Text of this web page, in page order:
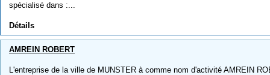
spécialisé dans :...
Détails
AMREIN ROBERT
L'entreprise de la ville de MUNSTER à comme nom d'activité AMREIN